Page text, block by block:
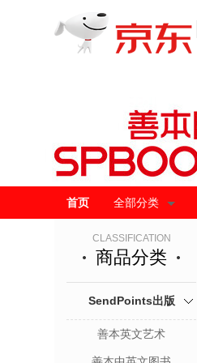
首页 全部分类
CLASSIFICATION
商品分类
SendPoints出版
善本英文艺术